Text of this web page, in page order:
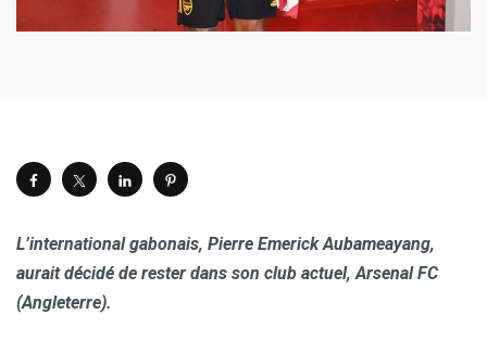
L’international gabonais, Pierre Emerick Aubameayang,
aurait décidé de rester dans son club actuel, Arsenal FC
(Angleterre).